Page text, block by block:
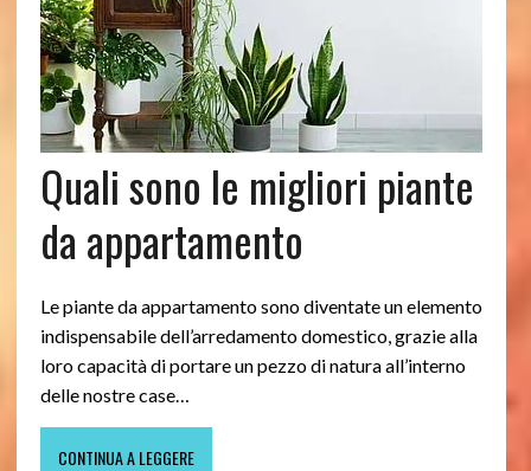
Quali sono le migliori piante
da appartamento
Le piante da appartamento sono diventate un elemento
indispensabile dell’arredamento domestico, grazie alla
loro capacità di portare un pezzo di natura all’interno
delle nostre case…
CONTINUA A LEGGERE